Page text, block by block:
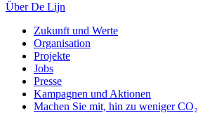
Über De Lijn
Zukunft und Werte
Organisation
Projekte
Jobs
Presse
Kampagnen und Aktionen
Machen Sie mit, hin zu weniger CO₂